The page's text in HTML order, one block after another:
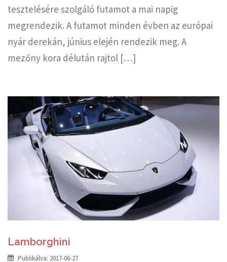
tesztelésére szolgáló futamot a mai napig
megrendezik. A futamot minden évben az európai
nyár derekán, június elején rendezik meg. A
mezőny kora délután rajtol […]
Lamborghini
Publikálva: 2017-06-27